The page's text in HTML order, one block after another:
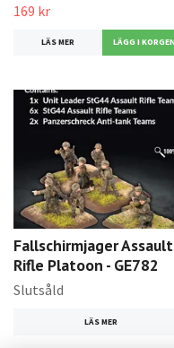
169 kr
LÄS MER
Fallschirmjager Assault
Rifle Platoon - GE782
Slutsåld
LÄS MER